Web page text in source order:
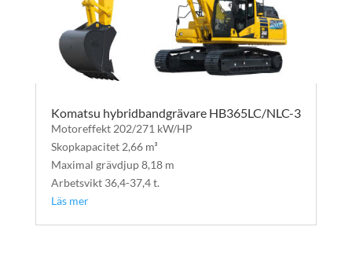
Komatsu hybridbandgrävare HB365LC/NLC-3
Motoreffekt 202/271 kW/HP
Skopkapacitet 2,66 m³
Maximal grävdjup 8,18 m
Arbetsvikt 36,4-37,4 t.
Läs mer